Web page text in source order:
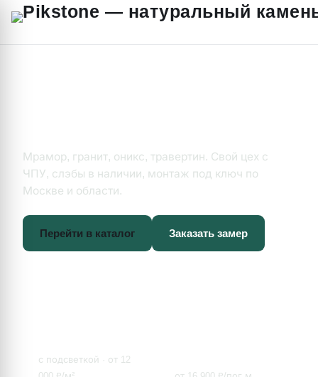
Мрамор, гранит, оникс, травертин. Свой цех с
ЧПУ, слэбы в наличии, монтаж под ключ по
Москве и области.
Перейти в каталог Заказать замер
с подсветкой · от 12